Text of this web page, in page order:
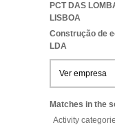
PCT DAS
LISBOA
Construção de
LDA
Ver empresa
Matches in the
Activity